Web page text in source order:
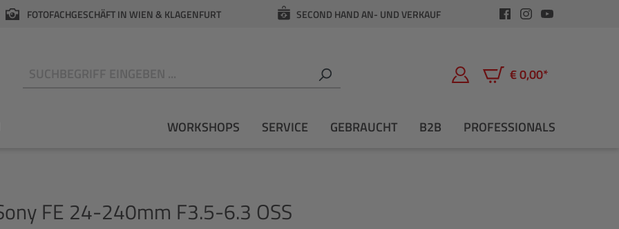
FOTOFACHGESCHÄFT IN WIEN & KLAGENFURT SECOND HAND AN- UND VERKAUF
€ 0,00*
Warenkorb enthält 0
WORKSHOPS SERVICE GEBRAUCHT B2B PROFESSIONALS
FE 24-240mm F3.5-6.3 OSS